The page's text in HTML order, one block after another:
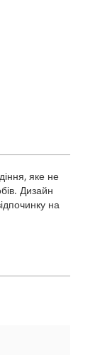
яке не
Дизайн
на